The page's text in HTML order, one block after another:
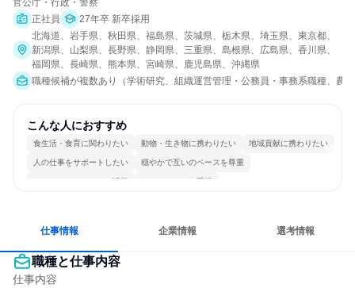
官公庁・行政・警察
正社員
27年卒 新卒採用
北海道、岩手県、秋田県、福島県、茨城県、栃木県、埼玉県、東京都、
新潟県、山梨県、長野県、静岡県、三重県、島根県、広島県、香川県、
福岡県、長崎県、熊本県、宮崎県、鹿児島県、沖縄県
職種候補が複数あり（学術研究、組織運営管理・公務員・事務系職種、農
こんな人におすすめ
食生活・食育に関わりたい 動物・生き物に携わりたい 地域貢献に携わりたい
人の仕事をサポートしたい 穏やかで互いのペースを尊重
コミュニケーションが活発 チームワークを重視
仕事情報 企業情報 選考情報
職種と仕事内容
仕事内容